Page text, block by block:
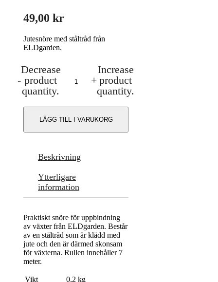
49,00 kr
Jutesnöre med ståltråd från
ELDgarden.
-
Decrease
product
quantity.
med
+
Increase
product
quantity.
LÄGG TILL I VARUKORG
Beskrivning
Ytterligare
information
Praktiskt snöre för uppbindning
av växter från ELDgarden. Består
av en ståltråd som är klädd med
jute och den är därmed skonsam
för växterna. Rullen innehåller 7
meter.
Vikt 0,2 kg